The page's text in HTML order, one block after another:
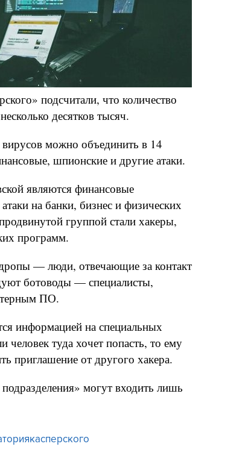
подсчитали, что количество
десятков тысяч.
вирусов можно объединить в 14
шпионские и другие атаки.
являются финансовые
на банки, бизнес и физических
группой стали хакеры,
программ.
— люди, отвечающие за контакт
ботоводы — специалисты,
ПО.
информацией на специальных
человек туда хочет попасть, то ему
приглашение от другого хакера.
могут входить лишь